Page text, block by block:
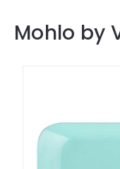
Mohlo by